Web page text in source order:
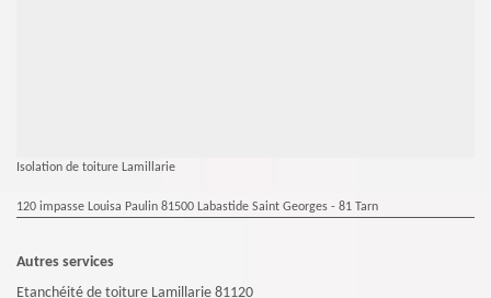
Isolation de toiture Lamillarie
120 impasse Louisa Paulin 81500 Labastide Saint Georges - 81 Tarn
Autres services
Etanchéité de toiture Lamillarie 81120